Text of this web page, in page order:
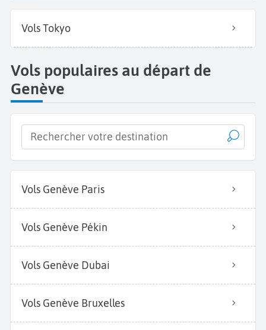
Vols Tokyo
Vols populaires au départ de
Genève
Vols Genève Paris
Vols Genève Pékin
Vols Genève Dubai
Vols Genève Bruxelles